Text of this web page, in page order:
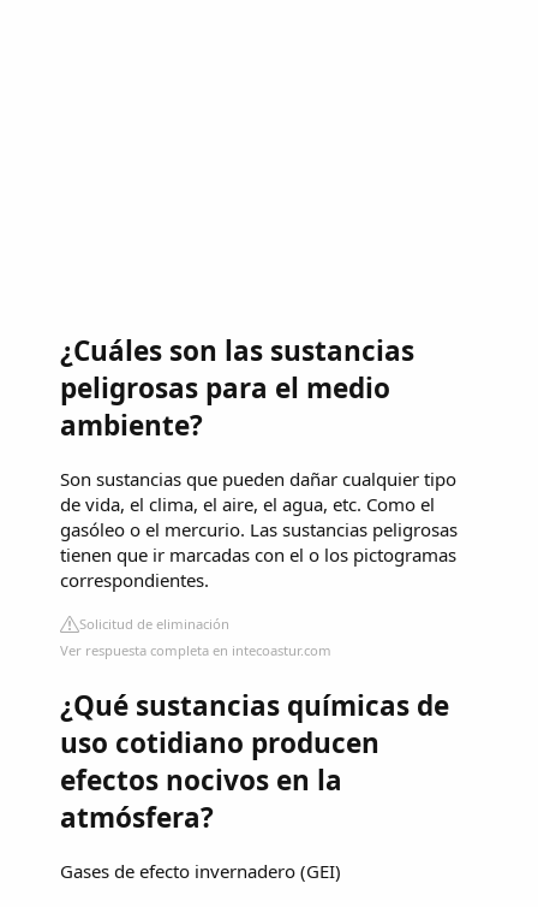
¿Cuáles son las sustancias
peligrosas para el medio
ambiente?
Son sustancias que pueden dañar cualquier tipo
de vida, el clima, el aire, el agua, etc. Como el
gasóleo o el mercurio. Las sustancias peligrosas
tienen que ir marcadas con el o los pictogramas
correspondientes.
Solicitud de eliminación
Ver respuesta completa en intecoastur.com
¿Qué sustancias químicas de
uso cotidiano producen
efectos nocivos en la
atmósfera?
Gases de efecto invernadero (GEI)